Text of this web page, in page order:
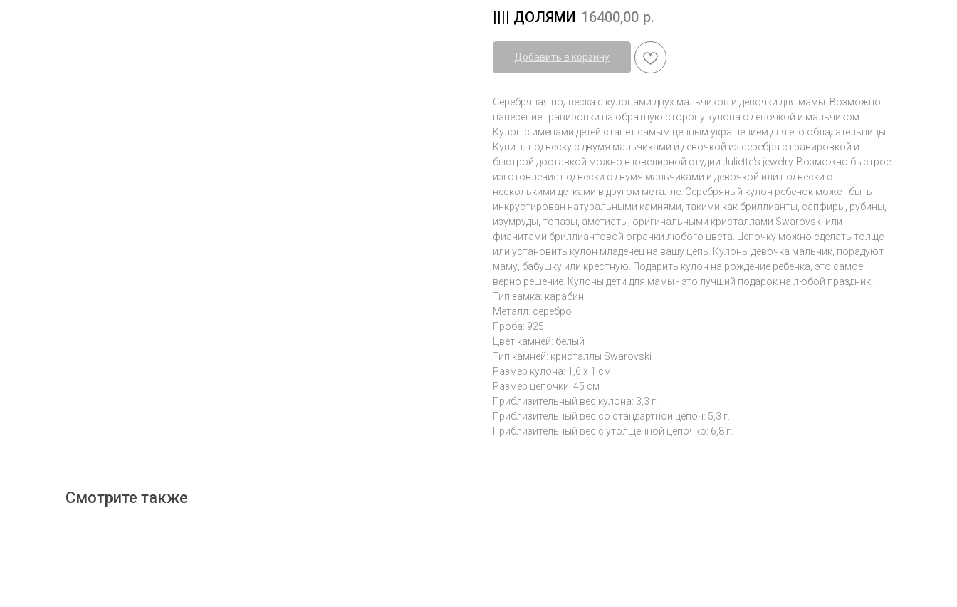
16400,00 р.
Добавить в корзину
Серебряная подвеска с кулонами двух мальчиков и девочки для мамы. Возможно
нанесение гравировки на обратную сторону кулона с девочкой и мальчиком.
Кулон с именами детей станет самым ценным украшением для его обладательницы.
Купить подвеску с двумя мальчиками и девочкой из серебра с гравировкой и
быстрой доставкой можно в ювелирной студии Juliette's jewelry. Возможно быстрое
изготовление подвески с двумя мальчиками и девочкой или подвески с
несколькими детками в другом металле. Серебряный кулон ребенок может быть
инкрустирован натуральными камнями, такими как бриллианты, сапфиры, рубины,
изумруды, топазы, аметисты, оригинальными кристаллами Swarovski или
фианитами бриллиантовой огранки любого цвета. Цепочку можно сделать толще
или установить кулон младенец на вашу цепь. Кулоны девочка мальчик, порадуют
маму, бабушку или крестную. Подарить кулон на рождение ребенка, это самое
верно решение. Кулоны дети для мамы - это лучший подарок на любой праздник.
Тип замка: карабин
Металл: серебро
Проба: 925
Цвет камней: белый
Тип камней: кристаллы Swarovski
Размер кулона: 1,6 х 1 см
Размер цепочки: 45 см
Приблизительный вес кулона: 3,3 г.
Приблизительный вес со стандартной цепоч: 5,3 г.
Приблизительный вес с утолщённой цепочко: 6,8 г.
Смотрите также